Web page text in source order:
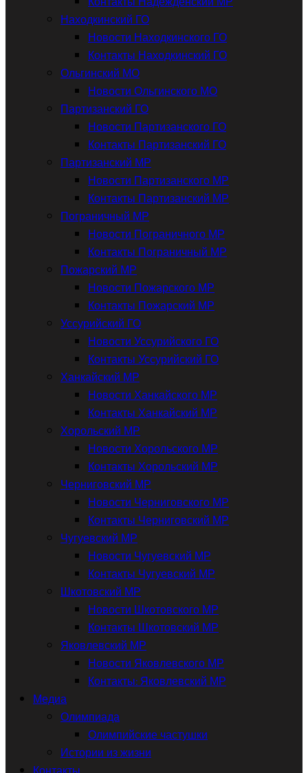
Находкинский ГО
Новости Находкинского ГО
Контакты Находкинский ГО
Ольгинский МО
Новости Ольгинского МО
Партизанский ГО
Новости Партизанского ГО
Контакты Партизанский ГО
Партизанский МР
Новости Партизанского МР
Контакты Партизанский МР
Пограничный МР
Новости Пограничного МР
Контакты Пограничный МР
Пожарский МР
Новости Пожарского МР
Контакты Пожарский МР
Уссурийский ГО
Новости Уссурийского ГО
Контакты Уссурийский ГО
Ханкайский МР
Новости Ханкайского МР
Контакты Ханкайский МР
Хорольский МР
Новости Хорольского МР
Контакты Хорольский МР
Черниговский МР
Новости Черниговского МР
Контакты Черниговский МР
Чугуевский МР
Новости Чугуевский МР
Контакты Чугуевский МР
Шкотовский МР
Новости Шкотовского МР
Контакты Шкотовский МР
Яковлевский МР
Новости Яковлевского МР
Контакты: Яковлевский МР
Медиа
Олимпиада
Олимпийские частушки
Истории из жизни